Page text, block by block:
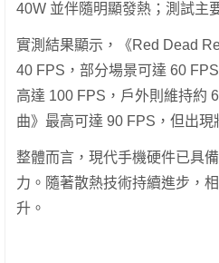
40W 並伴隨明顯發熱；測試主
實測結果顯示，《Red Dead
40 FPS，部分場景可達 60
高達 100 FPS，戶外則維持約
曲》最高可達 90 FPS，但出現
整體而言，現代手機硬件已具
力。隨著散熱技術持續進步，
升。